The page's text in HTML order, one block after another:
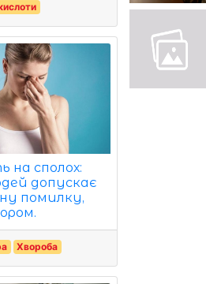
на сполох:
допускає
помилку,
Хвороба